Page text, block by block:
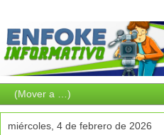
miércoles, 4 de febrero de 2026